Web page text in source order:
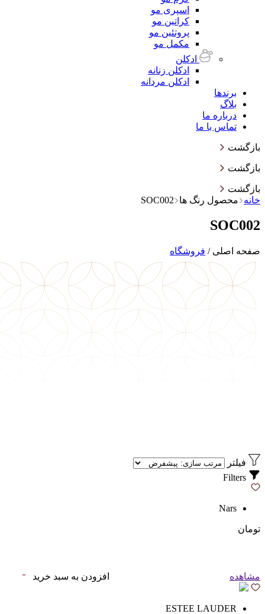
اسپری مو
کراتین مو
پروتئین مو
مکمل مو
ادکلن
ادکلن زنانه
ادکلن مردانه
برندها
بلاگ
درباره ما
تماس با ما
بازگشت
بازگشت
بازگشت
خانه
محصول رنگ ها SOC002
SOC002
صفحه اصلی / فروشگاه
فیلتر
Nars
تومان
مشاهده افزودن به سبد خرید
ESTEE LAUDER